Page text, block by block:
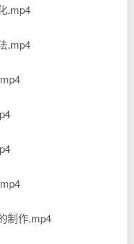
.mp4
.mp4
制作.mp4